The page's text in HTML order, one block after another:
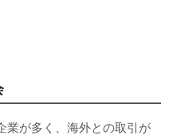
業が多く、海外との取引が